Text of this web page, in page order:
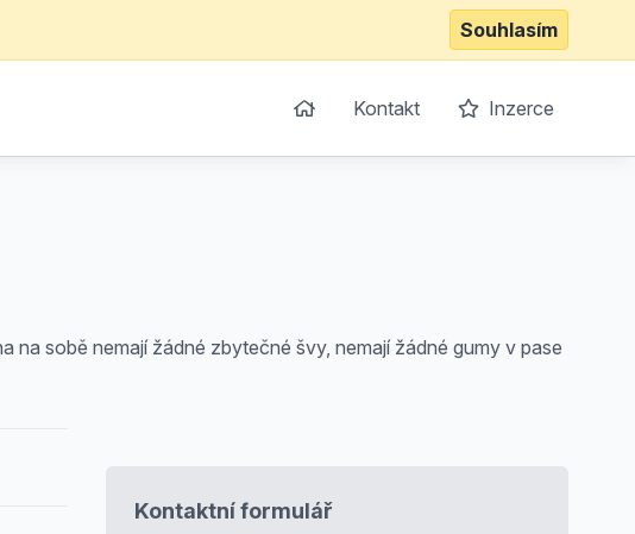
Souhlasím
Kontakt Inzerce
na sobě nemají žádné zbytečné švy, nemají žádné gumy v pase
Kontaktní formulář